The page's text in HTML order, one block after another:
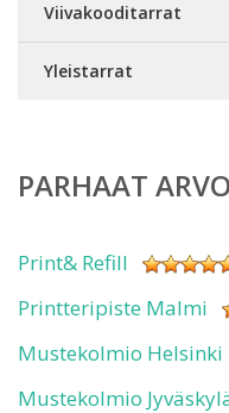
Viivakooditarrat
Yleistarrat
PARHAAT
Print& Refill
Printteripiste Malmi
Mustekolmio Helsinki
Mustekolmio